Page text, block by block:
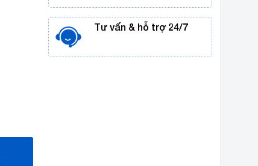
Tư vấn & hỗ trợ 24/7